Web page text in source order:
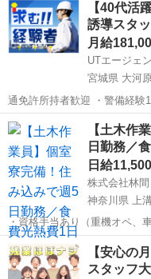
【40代活
誘導スタ
月給
UTエージェ
宮城県 大河
通免許所持者歓迎 ・警備経験
は交通誘導警備…
宮城 大河原駅
【土木作
日勤務／
日給
株式会社林間
神奈川県 上
・資格手当あり（重機オペ、
支援あり ・日…
神奈川 相模原市 上溝駅
【安心の
スタッフ